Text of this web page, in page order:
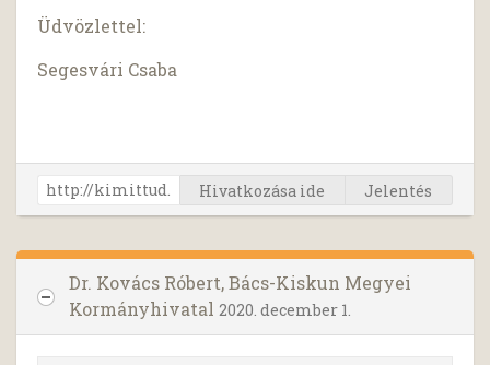
Üdvözlettel:
Segesvári Csaba
Hivatkozása ide Jelentés
Dr. Kovács Róbert, Bács-Kiskun Megyei
Kormányhivatal 2020. december 1.